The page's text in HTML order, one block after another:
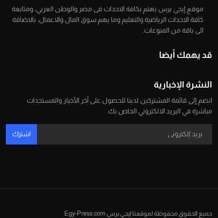
موقع إيجي برس يهتم بكافة الاحداث فى مصر والوطن العربي، ومتابعة
كافة الاحداث الرياضية والتعليم وما يهم سوق المال والاعمال، بالاضافة
الى باقة من المنوعات.
قد يهمك أيضا
النشرة الإخبارية
انضم إلى قائمة المشتركين لدينا للحصول على آخر الأخبار والمستجدات
مباشرة في البريد الالكتروني الخاص بك
اشترك
جميع الحقوق محفوظة لموقعنا ايجي برس Egy-Press.com